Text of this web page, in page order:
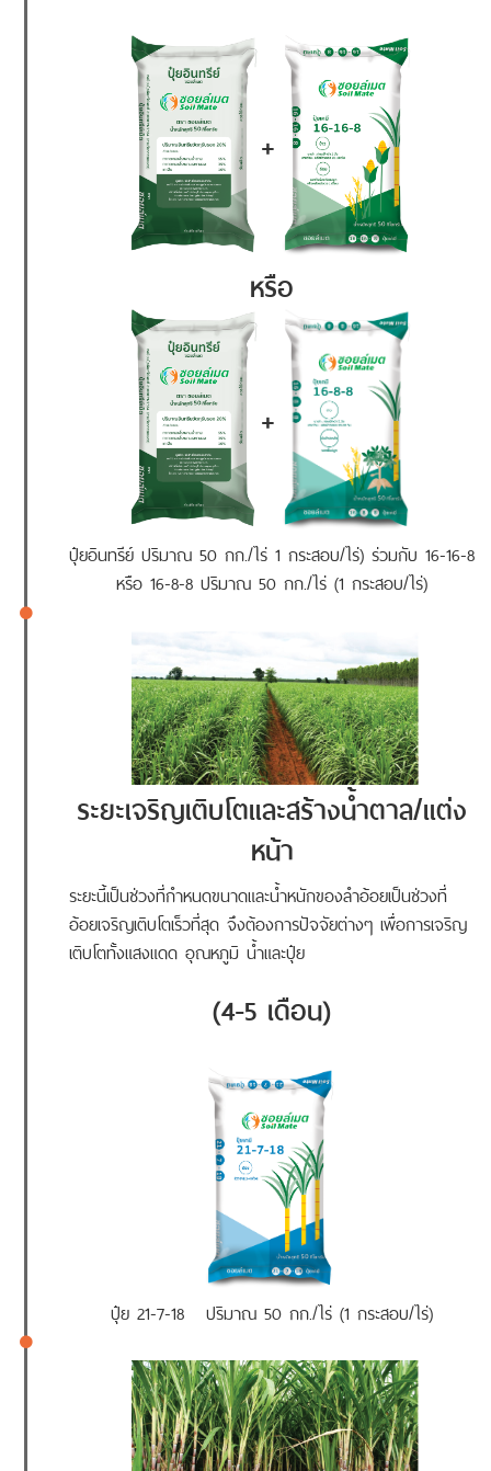
+
หรือ
+
ปุ๋ยอินทรีย์ ปริมาณ 50 กก./ไร่ 1 กระสอบ/ไร่) ร่วมกับ 16-16-8
หรือ 16-8-8 ปริมาณ 50 กก./ไร่ (1 กระสอบ/ไร่)
ระยะเจริญเติบโตและสร้างน้ำตาล/แต่ง
หน้า
ระยะนี้เป็นช่วงที่กำหนดขนาดและน้ำหนักของลำอ้อยเป็นช่วงที่
อ้อยเจริญเติบโตเร็วที่สุด จึงต้องการปัจจัยต่างๆ เพื่อการเจริญ
เติบโตทั้งแสงแดด อุณหภูมิ น้ำและปุ๋ย
(4-5 เดือน)
ปุ๋ย 21-7-18 ปริมาณ 50 กก./ไร่ (1 กระสอบ/ไร่)